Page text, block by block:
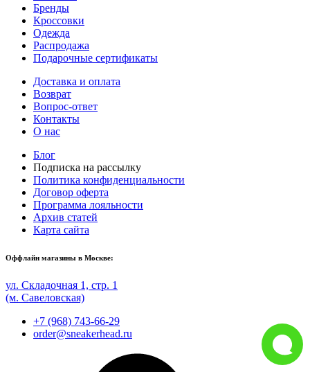
Бренды
Кроссовки
Одежда
Распродажа
Подарочные сертификаты
Доставка и оплата
Возврат
Вопрос-ответ
Контакты
О нас
Блог
Подписка на рассылку
Политика конфиденциальности
Договор оферта
Программа лояльности
Архив статей
Карта сайта
Оффлайн магазины в Москве:
ул. Складочная 1, стр. 1
(м. Савеловская)
+7 (968) 743-66-29
order@sneakerhead.ru